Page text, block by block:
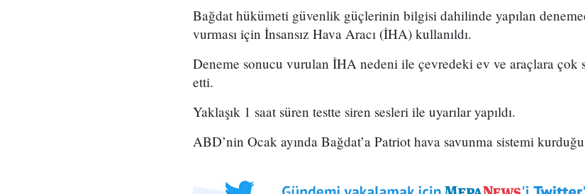
Bağdat hükümeti güvenlik güçlerinin bilgisi dahilinde yapılan
vurması için İnsansız Hava Aracı (İHA) kullanıldı.
Deneme sonucu vurulan İHA nedeni ile çevredeki ev ve araçlara çok
etti.
Yaklaşık 1 saat süren testte siren sesleri ile uyarılar yapıldı.
ABD’nin Ocak ayında Bağdat’a Patriot hava savunma sistemi